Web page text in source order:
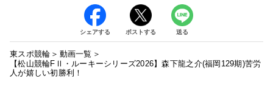
シェアする ポストする 送る
東スポ競輪
動画一覧
【松山競輪FⅡ・ルーキーシリーズ2026】森下龍之介(福岡129期)苦労
人が嬉しい初勝利！